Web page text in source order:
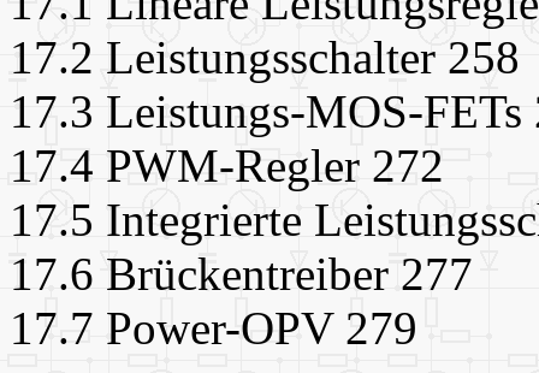
17.2 Leistungsschalter 258
17.3 Leistungs-MOS-FETs
17.4 PWM-Regler 272
17.5 Integrierte
17.6 Brückentreiber 277
17.7 Power-OPV 279